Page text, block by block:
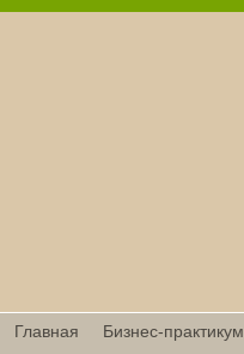
Главная Бизнес-практикум